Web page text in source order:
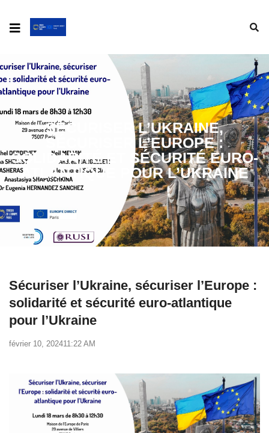
SÉCURISER L’UKRAINE,
SÉCURISER L’EUROPE :
SOLIDARITÉ ET SÉCURITÉ EURO-
ATLANTIQUE POUR L’UKRAINE
Sécuriser l’Ukraine, sécuriser l’Europe :
solidarité et sécurité euro-atlantique
pour l’Ukraine
février 10, 202411:22 AM